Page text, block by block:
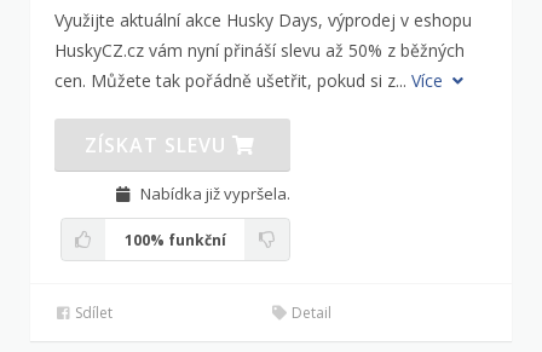
Využijte aktuální akce Husky Days, výprodej v eshopu
HuskyCZ.cz vám nyní přináší slevu až 50% z běžných
cen. Můžete tak pořádně ušetřit, pokud si z... Více
ZÍSKAT SLEVU
Nabídka již vypršela.
100% funkční
Sdílet Detail